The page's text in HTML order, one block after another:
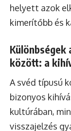
helyett azok
kimerítőbb és
Különbségek
között: a
A svéd típusú
bizonyos
kultúrában,
visszajelzés